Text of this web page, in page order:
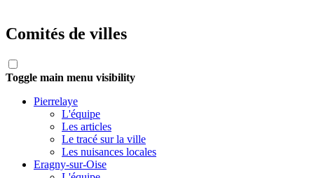
Comités de villes
Toggle main menu visibility
Pierrelaye
L'équipe
Les articles
Le tracé sur la ville
Les nuisances locales
Eragny-sur-Oise